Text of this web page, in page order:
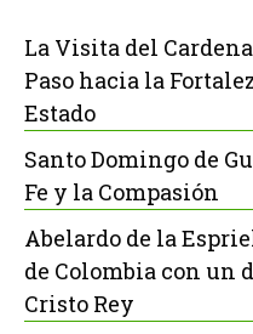
La Visita del
Paso hacia la
Estado
Santo Domingo de
Fe y la Compasión
Abelardo de la
de Colombia con un
Cristo Rey